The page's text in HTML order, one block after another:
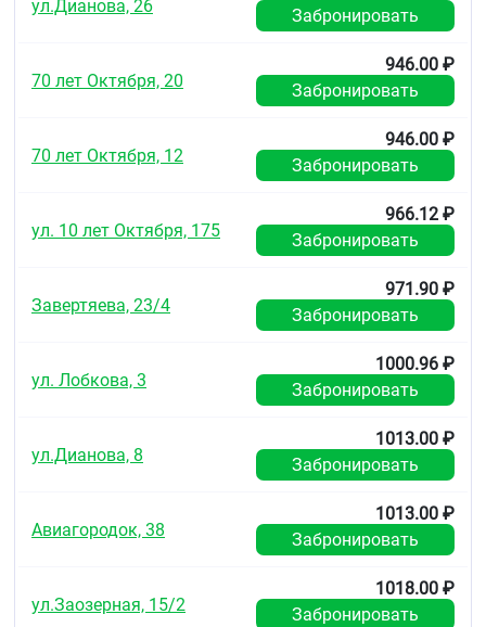
ул.Дианова, 26
Забронировать
70 лет Октября, 20
946.00 ₽
Забронировать
70 лет Октября, 12
946.00 ₽
Забронировать
ул. 10 лет Октября, 175
966.12 ₽
Забронировать
Завертяева, 23/4
971.90 ₽
Забронировать
ул. Лобкова, 3
1000.96 ₽
Забронировать
ул.Дианова, 8
1013.00 ₽
Забронировать
Авиагородок, 38
1013.00 ₽
Забронировать
ул.Заозерная, 15/2
1018.00 ₽
Забронировать